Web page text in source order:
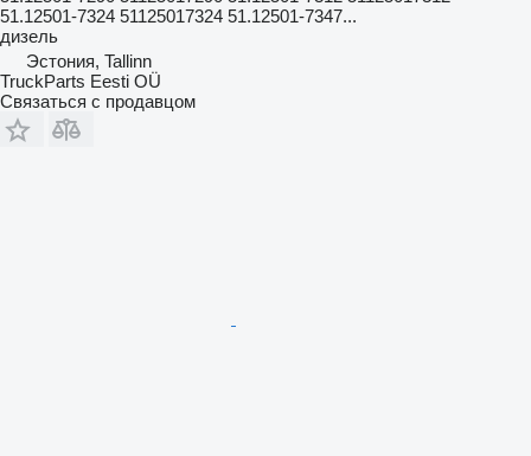
51.12501-7324 51125017324 51.12501-7347...
дизель
Эстония, Tallinn
TruckParts Eesti OÜ
Связаться с продавцом